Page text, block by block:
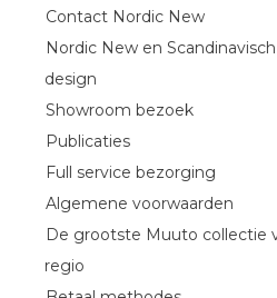
Contact Nordic New
Nordic New en Scandinavisch
design
Showroom bezoek
Publicaties
Full service bezorging
Algemene voorwaarden
De grootste Muuto collectie
regio